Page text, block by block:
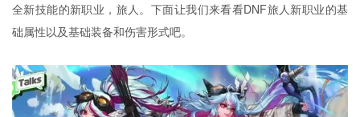
全新技能的新职业，旅人。下面让我们来看看DNF旅人新职业的基
础属性以及基础装备和伤害形式吧。